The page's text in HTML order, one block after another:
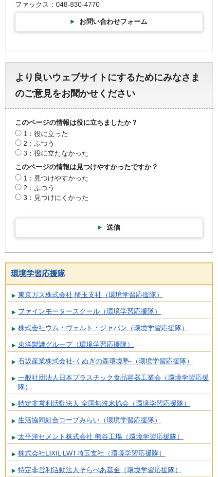
ファックス：048-830-4770
お問い合わせフォーム
より良いウェブサイトにするためにみなさま
のご意見をお聞かせください
このページの情報は役に立ちましたか？
1：役に立った
2：ふつう
3：役に立たなかった
このページの情報は見つけやすかったですか？
1：見つけやすかった
2：ふつう
3：見つけにくかった
送信
環境学習応援隊
東京ガス株式会社 埼玉支社（環境学習応援隊）
ファインモータースクール（環境学習応援隊）
株式会社ウム・ヴェルト・ジャパン（環境学習応援隊）
東洋製罐グループ（環境学習応援隊）
石坂産業株式会社-くぬぎの森環境塾-（環境学習応援隊）
一般社団法人日本プラスチック食品容器工業会（環境学習応援
隊）
特定非営利活動法人 全国無洗米協会（環境学習応援隊）
生活協同組合コープみらい（環境学習応援隊）
太平洋セメント株式会社 熊谷工場（環境学習応援隊）
株式会社LIXIL LWT埼玉支社（環境学習応援隊）
特定非営利活動法人そらべあ基金（環境学習応援隊）